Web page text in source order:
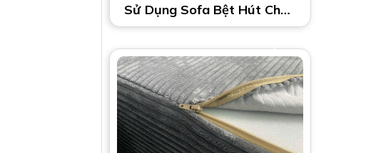
Sử Dụng Sofa Bệt Hút Chân
Không 2 Trong 1